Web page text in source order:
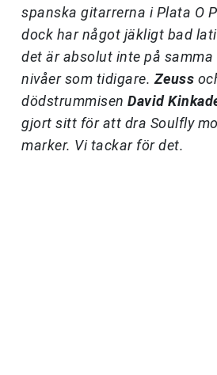
spanska gitarrerna i Plata O
dock har något jäkligt bad
det är absolut inte på samma
nivåer som tidigare. Zeuss
dödstrummisen David
gjort sitt för att dra Soulfly
marker. Vi tackar för det.